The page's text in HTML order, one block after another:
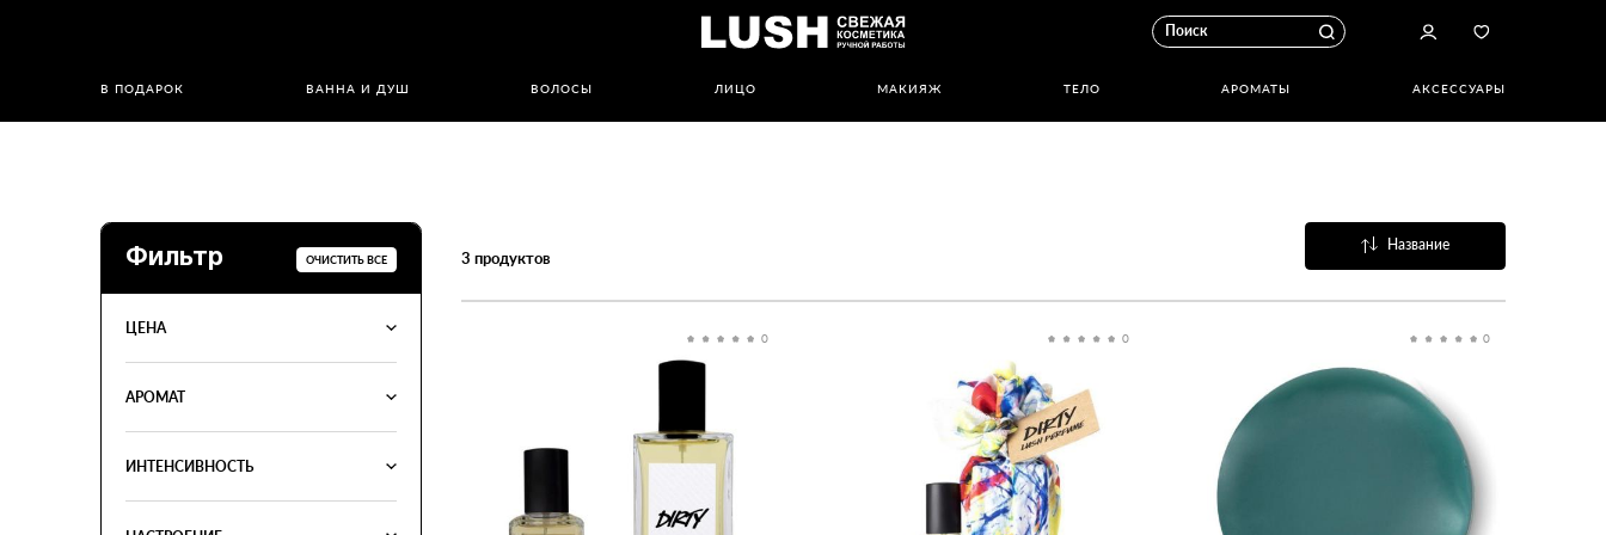
В ПОДАРОК ВАННА И ДУШ ВОЛОСЫ ЛИЦО МАКИЯЖ ТЕЛО АРОМАТЫ АКСЕССУАРЫ
Фильтр
ЦЕНА
АРОМАТ
ИНТЕНСИВНОСТЬ
ОЧИСТИТЬ ВСЕ 3 продуктов
Название
0 0 0